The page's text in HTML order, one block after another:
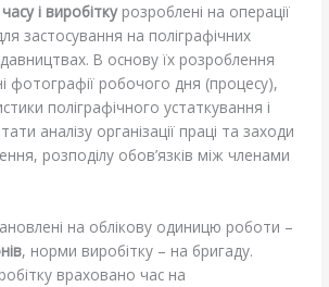
і виробіткурозроблені на операції
застосування на поліграфічних
В основу їх розроблення
фотографії робочого дня (процесу),
поліграфічного устаткування і
аналізу організації праці та заходи
розподілу обов’язків між членами
на облікову одиницю роботи –
, норми виробітку – на бригаду.
враховано час на